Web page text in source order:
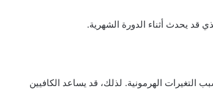
قد يحدث أثناء الدورة الشهرية.
التغيرات الهرمونية. لذلك، قد يساعد الكافيين